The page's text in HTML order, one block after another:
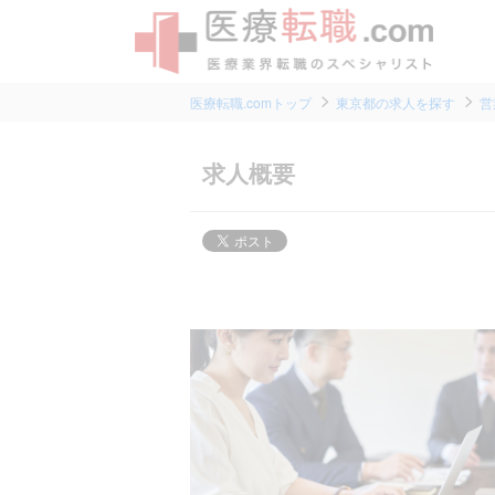
医療転職.comトップ 東京都の求人を探す
求人概要